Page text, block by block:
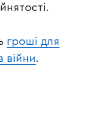
гроші для
війни.